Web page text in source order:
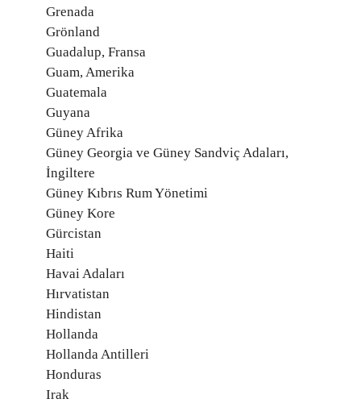
Grenada
Grönland
Guadalup, Fransa
Guam, Amerika
Guatemala
Guyana
Güney Afrika
Güney Georgia ve Güney Sandviç Adaları,
İngiltere
Güney Kıbrıs Rum Yönetimi
Güney Kore
Gürcistan
Haiti
Havai Adaları
Hırvatistan
Hindistan
Hollanda
Hollanda Antilleri
Honduras
Irak